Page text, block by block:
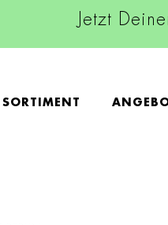
Jetzt
SORTIMENT